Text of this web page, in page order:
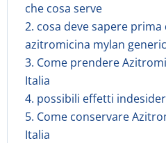
che cosa serve
2. cosa deve sapere
azitromicina mylan
3. Come prendere
Italia
4. possibili effetti
5. Come conservare
Italia